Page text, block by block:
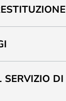
SERVIZIO DI